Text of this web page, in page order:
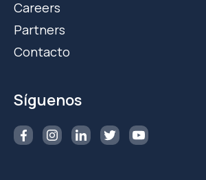
Careers
Partners
Contacto
Síguenos